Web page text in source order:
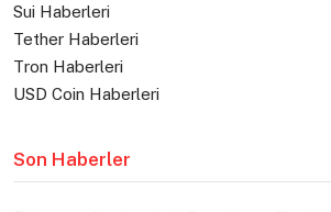
Sui Haberleri
Tether Haberleri
Tron Haberleri
USD Coin Haberleri
Son Haberler